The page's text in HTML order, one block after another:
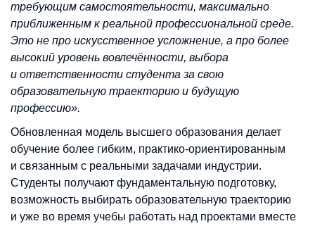
требующим самостоятельности, максимально
приближенным к реальной профессиональной среде.
Это не про искусственное усложнение, а про более
высокий уровень вовлечённости, выбора
и ответственности студента за свою
образовательную траекторию и будущую
профессию».
Обновленная модель высшего образования делает
обучение более гибким, практико-ориентированным
и связанным с реальными задачами индустрии.
Студенты получают фундаментальную подготовку,
возможность выбирать образовательную траекторию
и уже во время учебы работать над проектами вместе